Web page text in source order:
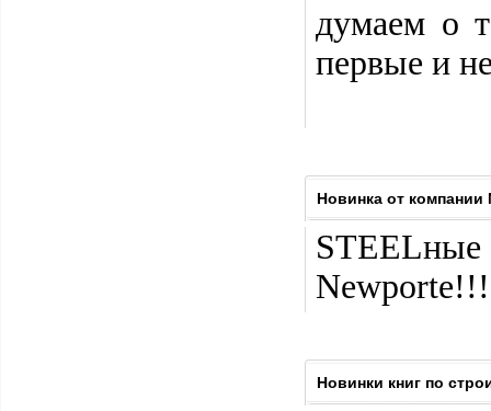
думаем о
первые и
Новинка от компании
Newporte!!!
Новинки книг по